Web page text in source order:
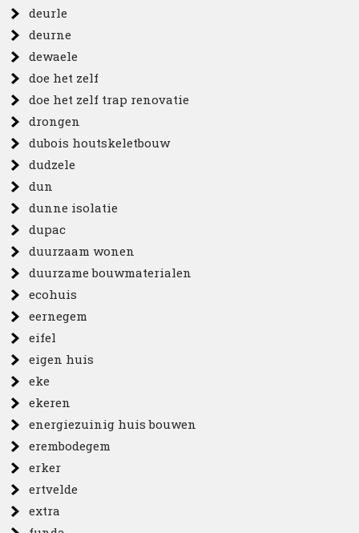
deurle
deurne
dewaele
doe het zelf
doe het zelf trap renovatie
drongen
dubois houtskeletbouw
dudzele
dun
dunne isolatie
dupac
duurzaam wonen
duurzame bouwmaterialen
ecohuis
eernegem
eifel
eigen huis
eke
ekeren
energiezuinig huis bouwen
erembodegem
erker
ertvelde
extra